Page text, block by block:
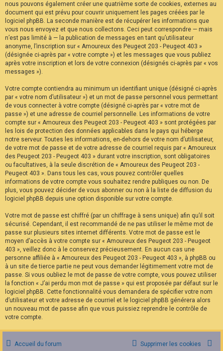
nous pouvons également créer une quatrième sorte de cookies, externes au
document qui est prévu pour couvrir uniquement les pages créées par le
logiciel phpBB. La seconde manière est de récupérer les informations que
vous nous envoyez et que nous collectons. Ceci peut correspondre — mais
n’est pas limité à — la publication de messages en tant qu’utilisateur
anonyme, l’inscription sur « Amoureux des Peugeot 203 - Peugeot 403 »
(désignée ci-après par « votre compte ») et les messages que vous publiez
après votre inscription et lors de votre connexion (désignés ci-après par « vos
messages »).
Votre compte contiendra au minimum un identifiant unique (désigné ci-après
par « votre nom d’utilisateur ») et un mot de passe personnel vous permettant
de vous connecter à votre compte (désigné ci-après par « votre mot de
passe ») et une adresse de courriel personnelle. Les informations de votre
compte sur « Amoureux des Peugeot 203 - Peugeot 403 » sont protégées par
les lois de protection des données applicables dans le pays qui héberge
notre serveur. Toutes les informations, en-dehors de votre nom d’utilisateur,
de votre mot de passe et de votre adresse de courriel requis par « Amoureux
des Peugeot 203 - Peugeot 403 » durant votre inscription, sont obligatoires
ou facultatives, à la seule discrétion de « Amoureux des Peugeot 203 -
Peugeot 403 ». Dans tous les cas, vous pouvez contrôler quelles
informations de votre compte vous souhaitez rendre publiques ou non. De
plus, vous pouvez décider de vous abonner ou non à la liste de diffusion du
logiciel phpBB depuis une option disponible sur votre compte.
Votre mot de passe est chiffré (par un chiffrage à sens unique) afin qu’il soit
sécurisé. Cependant, il est recommandé de ne pas utiliser le même mot de
passe sur plusieurs sites internet différents. Votre mot de passe est le
moyen d’accès à votre compte sur « Amoureux des Peugeot 203 - Peugeot
403 », veillez donc à le conservez précieusement. En aucun cas une
personne affiliée à « Amoureux des Peugeot 203 - Peugeot 403 », à phpBB ou
à un site de tierce partie ne peut vous demander légitimement votre mot de
passe. Si vous oubliez le mot de passe de votre compte, vous pouvez utiliser
la fonction « J’ai perdu mon mot de passe » qui est proposée par défaut sur le
logiciel phpBB. Cette fonctionnalité vous demandera de spécifier votre nom
d’utilisateur et votre adresse de courriel et le logiciel phpBB générera alors
un nouveau mot de passe afin que vous puissiez reprendre le contrôle de
votre compte.
Accueil du forum Supprimer les cookies